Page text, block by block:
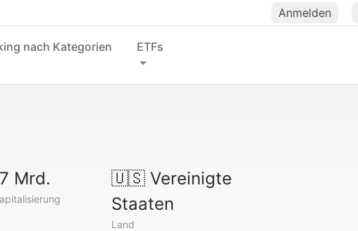
Anmelden
nach Kategorien ETFs
Mrd. 🇺🇸Vereinigte
Staaten
Land